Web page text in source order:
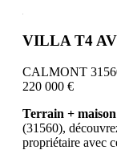
VILLA T4
CALMONT
220 000 €
Terrain +
(31560),
propriétaire avec